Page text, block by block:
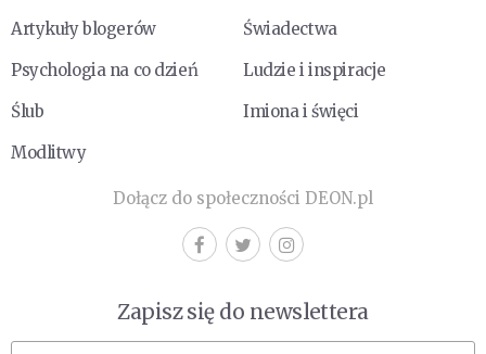
Artykuły blogerów
Świadectwa
Psychologia na co dzień
Ludzie i inspiracje
Ślub
Imiona i święci
Modlitwy
Dołącz do społeczności DEON.pl
Zapisz się do newslettera